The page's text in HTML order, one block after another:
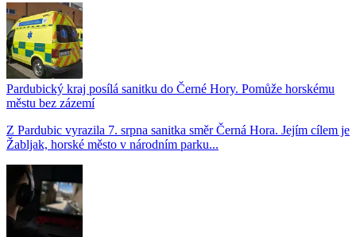
Pardubický kraj posílá sanitku do Černé Hory. Pomůže horskému
městu bez zázemí
Z Pardubic vyrazila 7. srpna sanitka směr Černá Hora. Jejím cílem je
Žabljak, horské město v národním parku...